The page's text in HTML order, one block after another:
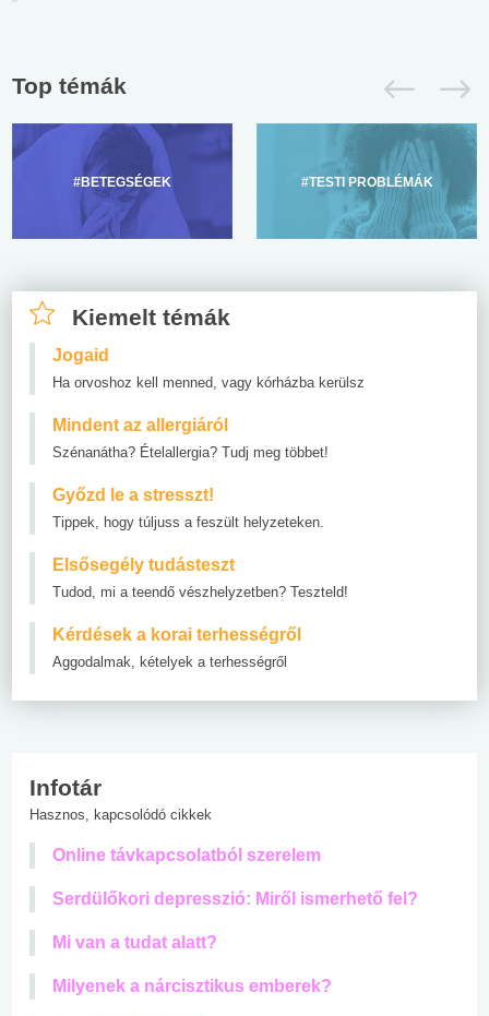
Top témák
#BETEGSÉGEK #TESTI PROBLÉMÁK
Kiemelt témák
Jogaid
Ha orvoshoz kell menned, vagy kórházba kerülsz
Mindent az allergiáról
Szénanátha? Ételallergia? Tudj meg többet!
Győzd le a stresszt!
Tippek, hogy túljuss a feszült helyzeteken.
Elsősegély tudásteszt
Tudod, mi a teendő vészhelyzetben? Teszteld!
Kérdések a korai terhességről
Aggodalmak, kételyek a terhességről
Infotár
Hasznos, kapcsolódó cikkek
Online távkapcsolatból szerelem
Serdülőkori depresszió: Miről ismerhető fel?
Mi van a tudat alatt?
Milyenek a nárcisztikus emberek?